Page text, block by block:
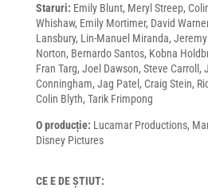
Staruri: Emily Blunt, Meryl Streep,
Whishaw, Emily Mortimer, David
Lansbury, Lin-Manuel Miranda,
Norton, Bernardo Santos, Kobna
Fran Targ, Joel Dawson, Steve Carroll,
Conningham, Jag Patel, Craig Stein,
Colin Blyth, Tarik Frimpong
O producție: Lucamar Productions,
Disney Pictures
CE E DE ȘTIUT: